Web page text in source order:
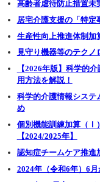
高齢者虐待防止措置未
居宅介護支援の「特
生産性向上推進体制加
見守り機器等のテク
【2026年版】科学的
用方法を解説！
科学的介護情報システ
め
個別機能訓練加算（Ⅰ
【2024/2025年】
認知症チームケア推
2024年（令和6年）6